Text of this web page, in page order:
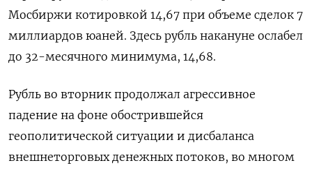
Мосбиржи котировкой 14,67 при объеме сделок 7
миллиардов юаней. Здесь рубль накануне ослабел
до 32-месячного минимума, 14,68.
Рубль во вторник продолжал агрессивное
падение на фоне обострившейся
геополитической ситуации и дисбаланса
внешнеторговых денежных потоков, во многом